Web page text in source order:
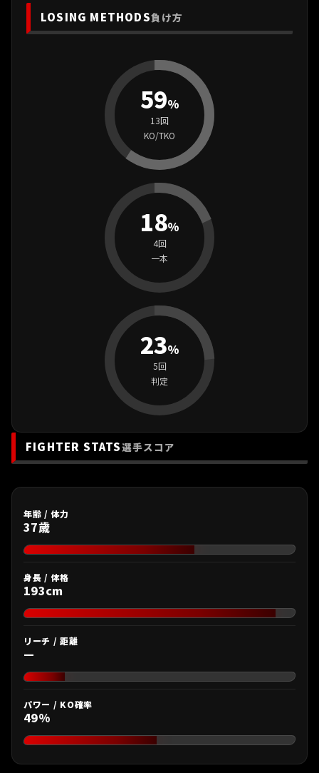
LOSING METHODS負け方
59%
13回
KO/TKO
18%
4回
一本
23%
5回
判定
FIGHTER STATS選手スコア
年齢 / 体力
37歳
身長 / 体格
193cm
リーチ / 距離
—
パワー / KO確率
49%